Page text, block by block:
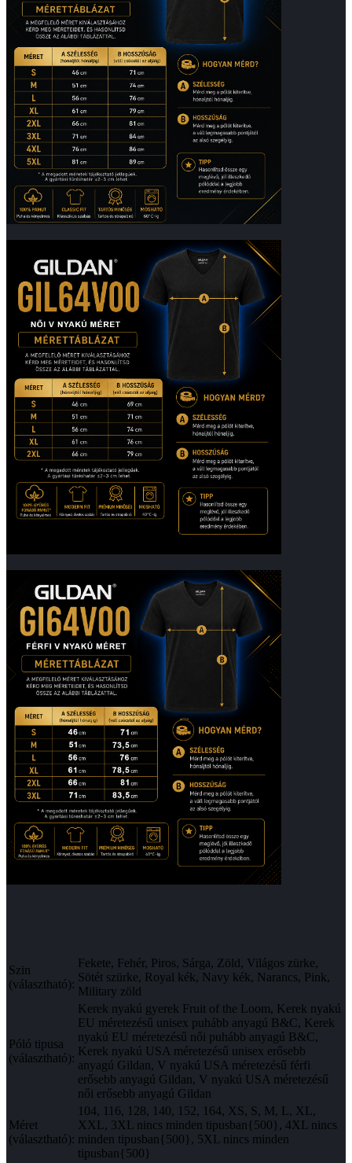
Szin
(választható):
Fekete, Fehér, Piros, Sárga, Zöld, Világos zürke,
Sötét szürke, Royal kék, Navy kék, Narancs, Pink,
Military zöld
Póló tipusa
(választható):
Kerek nyakú gyerek Fruit of the Loom, Kerek nyakú
EU méretezésű unisex puhább anyagú B&C, Kerek
nyakú EU méretezésű női puhább anyagú B&C,
Kerek nyakú USA méretezésű unisex erősebb
anyagú Gildan, V nyakú USA méretezésű férfi
erősebb anyagú Gildan, V nyakú USA méretezésű
női erősebb anyagú Gildan
Méret
(választható):
104, 116, 128, 140, 152, 164, XS, S, M, L, XL,
XXL, 3XL nincs minden tipusban{500}, 4XL nincs
minden tipusban{500}, 5XL nincs minden
tipusban{500}